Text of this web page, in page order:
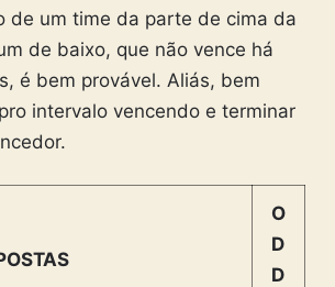
de um time da parte de cima da
de baixo, que não vence há
é bem provável. Aliás, bem
intervalo vencendo e terminar
O
D
D